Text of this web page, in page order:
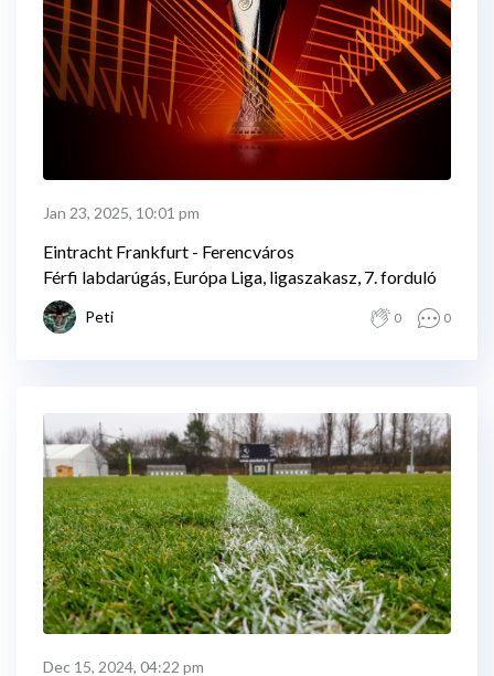
Jan 23, 2025, 10:01 pm
Eintracht Frankfurt - Ferencváros
Férfi labdarúgás, Európa Liga, ligaszakasz, 7. forduló
Peti 0 0
Dec 15, 2024, 04:22 pm